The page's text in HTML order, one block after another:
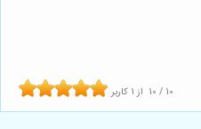
10 / 10 از 1 کاربر